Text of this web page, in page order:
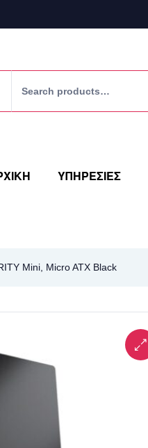
ΥΠΗΡΕΣΙΕΣ
Mini, Micro ATX Black